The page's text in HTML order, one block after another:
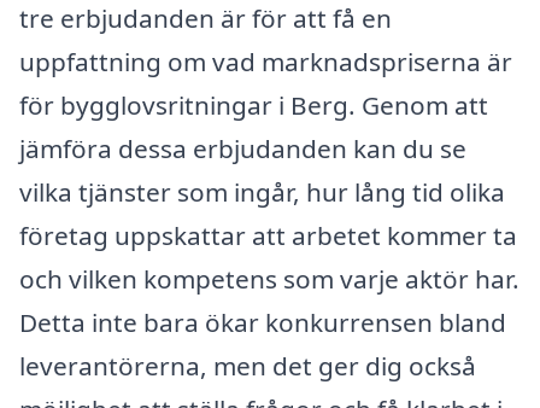
tre erbjudanden är för att få en
uppfattning om vad marknadspriserna är
för bygglovsritningar i Berg. Genom att
jämföra dessa erbjudanden kan du se
vilka tjänster som ingår, hur lång tid olika
företag uppskattar att arbetet kommer ta
och vilken kompetens som varje aktör har.
Detta inte bara ökar konkurrensen bland
leverantörerna, men det ger dig också